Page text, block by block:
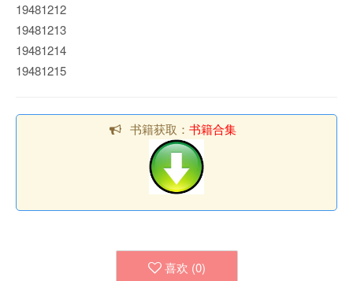
19481212
19481213
19481214
19481215
书籍获取： 书籍合集
喜欢 (0)